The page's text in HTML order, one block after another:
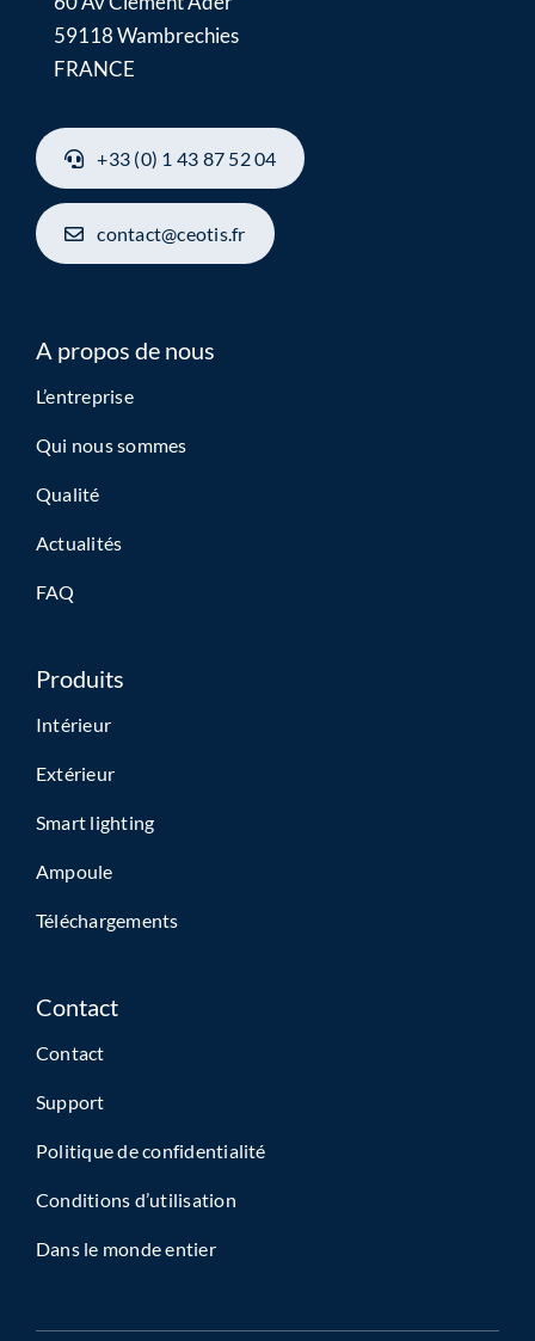
59118 Wambrechies
FRANCE
+33 (0) 1 43 87 52 04
contact@ceotis.fr
A propos de nous
L’entreprise
Qui nous sommes
Qualité
Actualités
FAQ
Produits
Intérieur
Extérieur
Smart lighting
Ampoule
Téléchargements
Contact
Contact
Support
Politique de confidentialité
Conditions d’utilisation
Dans le monde entier